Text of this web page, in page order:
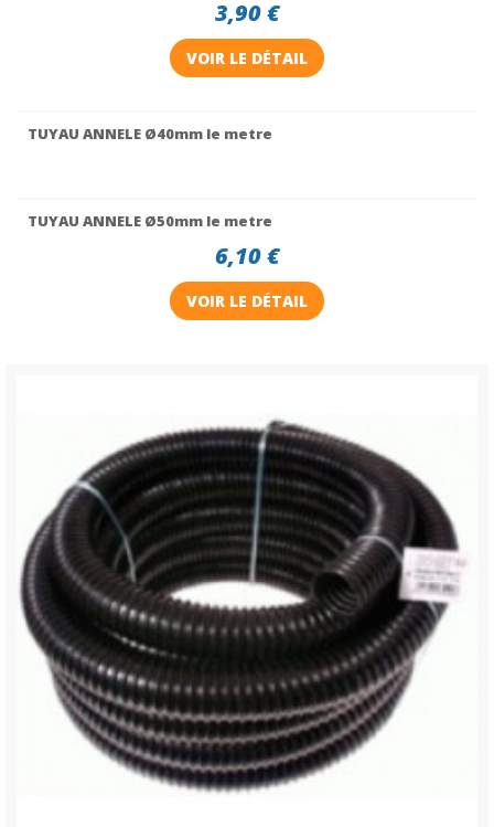
3,90 €
VOIR LE DÉTAIL
TUYAU ANNELE Ø40mm le metre
TUYAU ANNELE Ø50mm le metre
6,10 €
VOIR LE DÉTAIL